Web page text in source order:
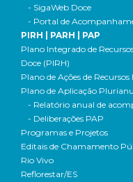
- SigaWeb Doce
- Portal de
PIRH | PARH | PAP
Plano Integrado de
Doce (PIRH)
Plano de Ações de
Plano de Aplicação
- Relatório anual de
- Deliberações PAP
Programas e Projetos
Editais de Chamamento
Rio Vivo
Reflorestar/ES